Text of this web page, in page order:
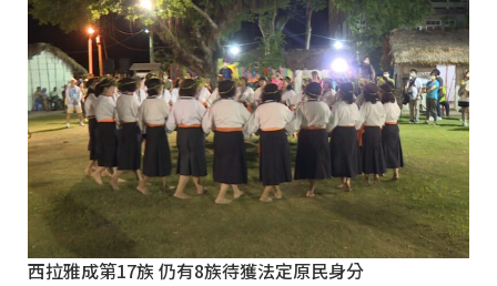
西拉雅成第17族 仍有8族待獲法定原民身分